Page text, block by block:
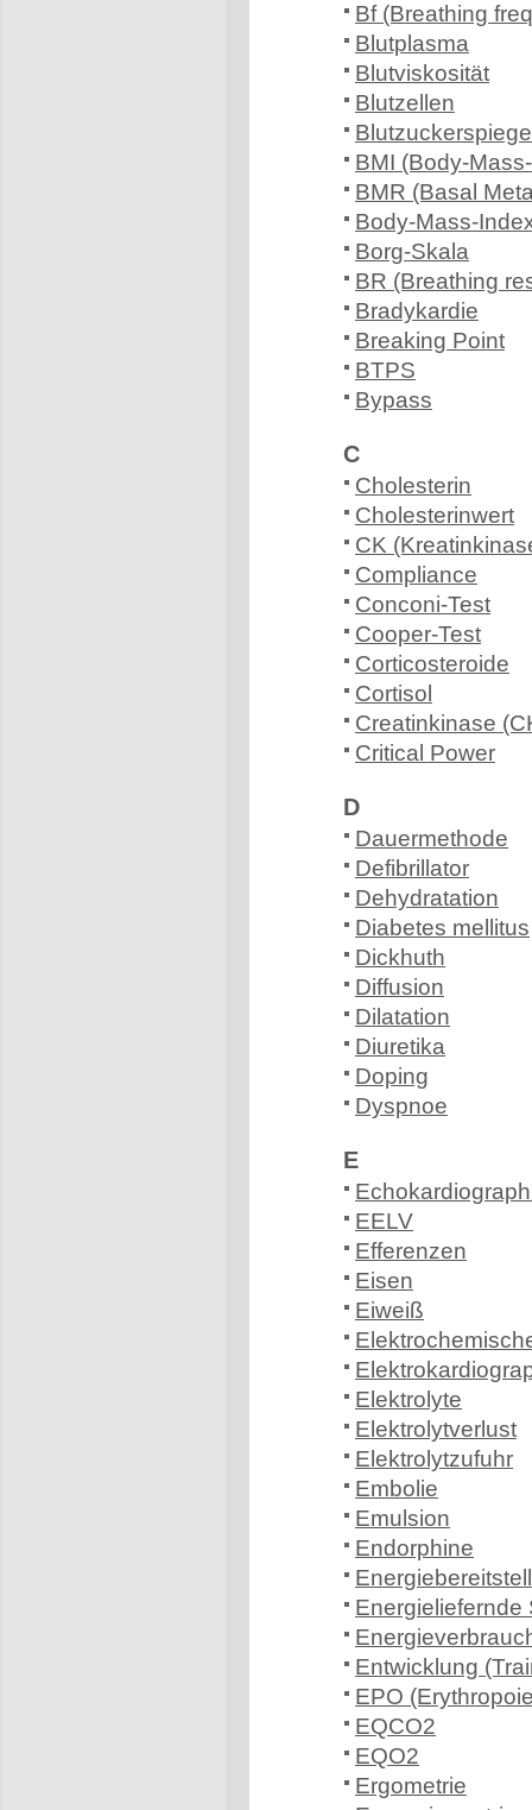
Bf (Breathing
Blutplasma
Blutviskosität
Blutzellen
BMI (Body-
BMR (Basal
Body-Mass-
Borg-Skala
BR (Breathing
Bradykardie
Breaking Point
BTPS
Bypass
C
Cholesterin
Cholesterinwert
CK
Compliance
Conconi-Test
Cooper-Test
Corticosteroide
Cortisol
Creatinkinase
Critical Power
D
Dauermethode
Defibrillator
Dehydratation
Diabetes mellitus
Dickhuth
Diffusion
Dilatation
Diuretika
Doping
Dyspnoe
E
EELV
Efferenzen
Eisen
Eiweiß
Elektrolyte
Elektrolytverlust
Elektrolytzufuhr
Embolie
Emulsion
Endorphine
Energieliefernde
Entwicklung
EPO
EQCO2
EQO2
Ergometrie